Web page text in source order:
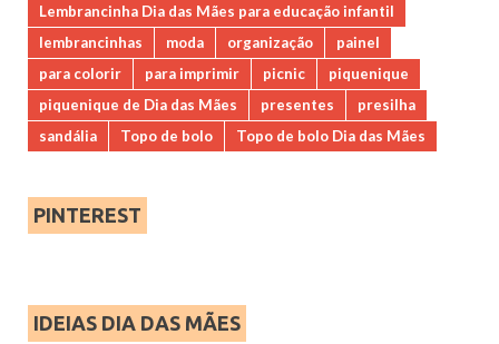
Lembrancinha Dia das Mães para educação infantil
lembrancinhas
moda organização
painel
para colorir
para imprimir picnic
piquenique
piquenique de Dia das Mães
presentes
presilha
sandália
Topo de bolo Topo de bolo Dia das Mães
PINTEREST
IDEIAS DIA DAS MÃES